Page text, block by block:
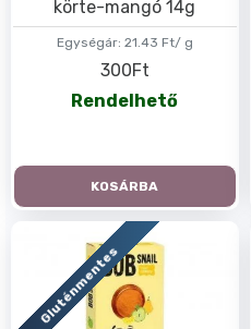
Egységár: 21.43 Ft/ g
körte-mangó 14g
300Ft
Rendelhető
KOSÁRBA
Gluténmentes